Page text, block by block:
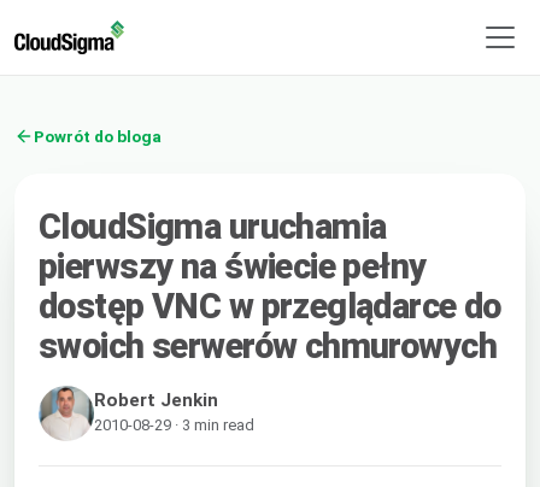
Powrót do bloga
CloudSigma uruchamia
pierwszy na świecie pełny
dostęp VNC w przeglądarce do
swoich serwerów chmurowych
Robert Jenkin
2010-08-29 · 3 min read